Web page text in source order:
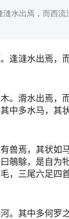
水出焉，而西流
逢漨水出焉，
。滑水出焉，
中多水马，其
兽焉，其状如
鵸鵌，是自为
，三尾六足四
。其中多何罗